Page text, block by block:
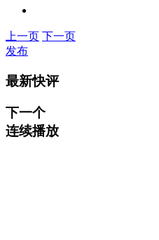
上一页 下一页
发布
最新快评
下一个
连续播放